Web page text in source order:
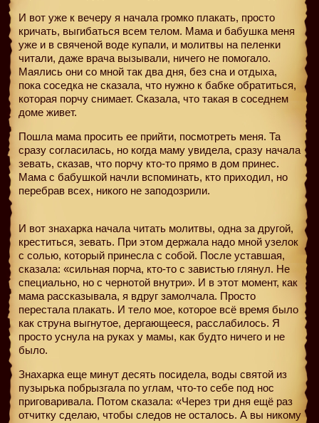
И вот уже к вечеру я начала громко плакать, просто
кричать, выгибаться всем телом. Мама и бабушка меня
уже и в свяченой воде купали, и молитвы на пеленки
читали, даже врача вызывали, ничего не помогало.
Маялись они со мной так два дня, без сна и отдыха,
пока соседка не сказала, что нужно к бабке обратиться,
которая порчу снимает. Сказала, что такая в соседнем
доме живет.
Пошла мама просить ее прийти, посмотреть меня. Та
сразу согласилась, но когда маму увидела, сразу начала
зевать, сказав, что порчу кто-то прямо в дом принес.
Мама с бабушкой начли вспоминать, кто приходил, но
перебрав всех, никого не заподозрили.
И вот знахарка начала читать молитвы, одна за другой,
креститься, зевать. При этом держала надо мной узелок
с солью, который принесла с собой. После уставшая,
сказала: «сильная порча, кто-то с завистью глянул. Не
специально, но с чернотой внутри». И в этот момент, как
мама рассказывала, я вдруг замолчала. Просто
перестала плакать. И тело мое, которое всё время было
как струна выгнутое, дергающееся, расслабилось. Я
просто уснула на руках у мамы, как будто ничего и не
было.
Знахарка еще минут десять посидела, воды святой из
пузырька побрызгала по углам, что-то себе под нос
приговаривала. Потом сказала: «Через три дня ещё раз
отчитку сделаю, чтобы следов не осталось. А вы никому